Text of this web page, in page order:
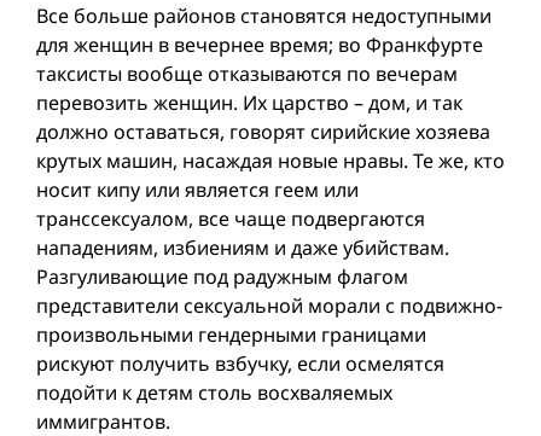
Все больше районов становятся недоступными
для женщин в вечернее время; во Франкфурте
таксисты вообще отказываются по вечерам
перевозить женщин. Их царство – дом, и так
должно оставаться, говорят сирийские хозяева
крутых машин, насаждая новые нравы. Те же, кто
носит кипу или является геем или
транссексуалом, все чаще подвергаются
нападениям, избиениям и даже убийствам.
Разгуливающие под радужным флагом
представители сексуальной морали с подвижно-
произвольными гендерными границами
рискуют получить взбучку, если осмелятся
подойти к детям столь восхваляемых
иммигрантов.